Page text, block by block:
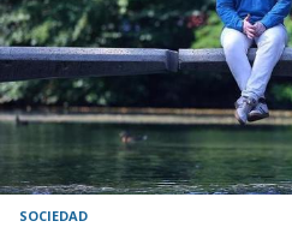
SOCIEDAD